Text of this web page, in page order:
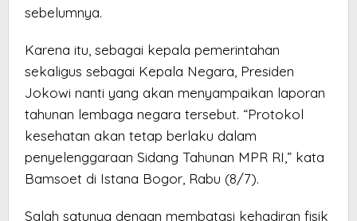
sebelumnya.
Karena itu, sebagai kepala pemerintahan
sekaligus sebagai Kepala Negara, Presiden
Jokowi nanti yang akan menyampaikan laporan
tahunan lembaga negara tersebut. “Protokol
kesehatan akan tetap berlaku dalam
penyelenggaraan Sidang Tahunan MPR RI,” kata
Bamsoet di Istana Bogor, Rabu (8/7).
Salah satunya dengan membatasi kehadiran fisik